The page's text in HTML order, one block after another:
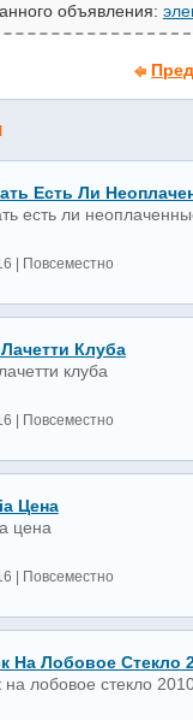
объявления:
Есть Ли
есть ли
| Повсеместно
Клуба
клуба
| Повсеместно
Цена
цена
| Повсеместно
На Лобовое Стекло
на лобовое стекло